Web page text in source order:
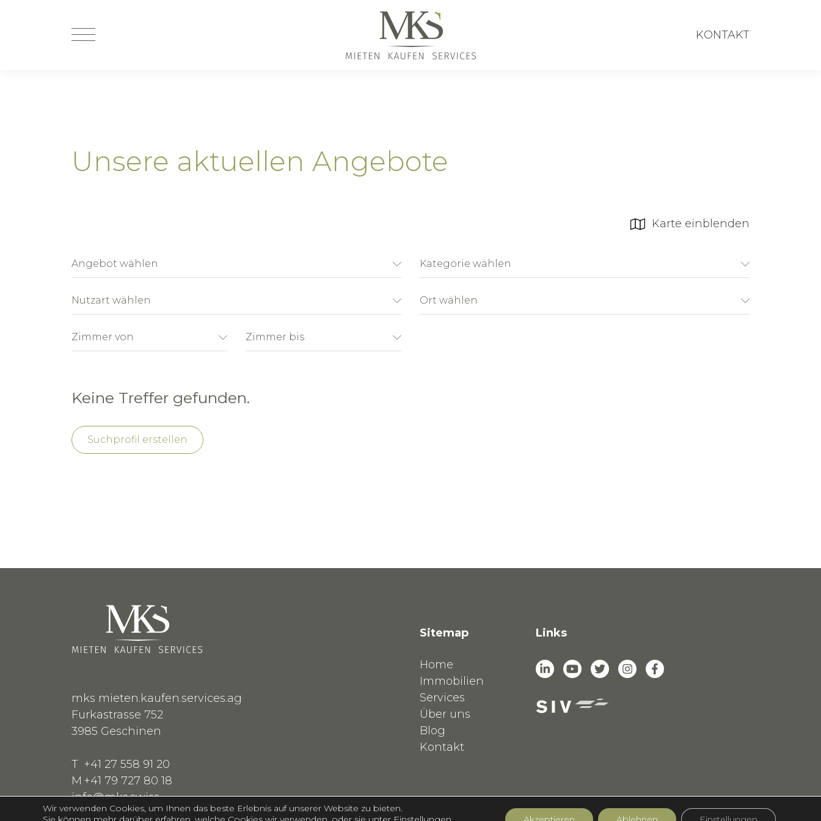
KONTAKT
Unsere aktuellen Angebote
Karte einblenden
Angebot wählen Kategorie wählen
Nutzart wählen Ort wählen
Zimmer von Zimmer bis
Keine Treffer gefunden.
Suchprofil erstellen
mks mieten.kaufen.services.ag
Furkastrasse 752
3985 Geschinen
T +41 27 558 91 20
M +41 79 727 80 18
info@mks.swiss
Sitemap
Home
Immobilien
Services
Über uns
Blog
Kontakt
Links
Wir verwenden Cookies, um Ihnen das beste Erlebnis auf unserer Website zu bieten.